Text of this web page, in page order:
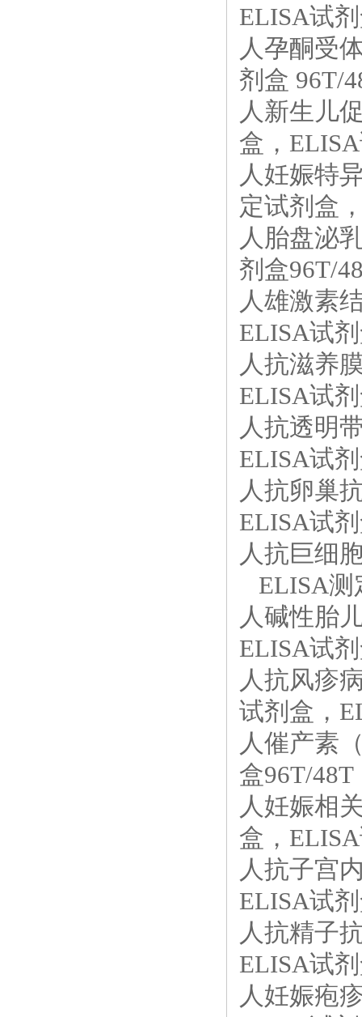
ELISA试
人孕酮受
剂盒 96T/
人新生儿
盒，
人妊娠特
定试剂盒
人胎盘泌
剂盒96T/
人雄激素
ELISA试
人抗滋养
ELISA试
人抗透明
ELISA试
人抗卵巢
ELISA试
人抗巨细
ELISA测
人碱性胎
ELISA试
人抗风疹
试剂盒，
人催产素
盒96T/48T
人妊娠相
盒，
人抗子宫
ELISA试
人抗精子
ELISA试
人妊娠疱